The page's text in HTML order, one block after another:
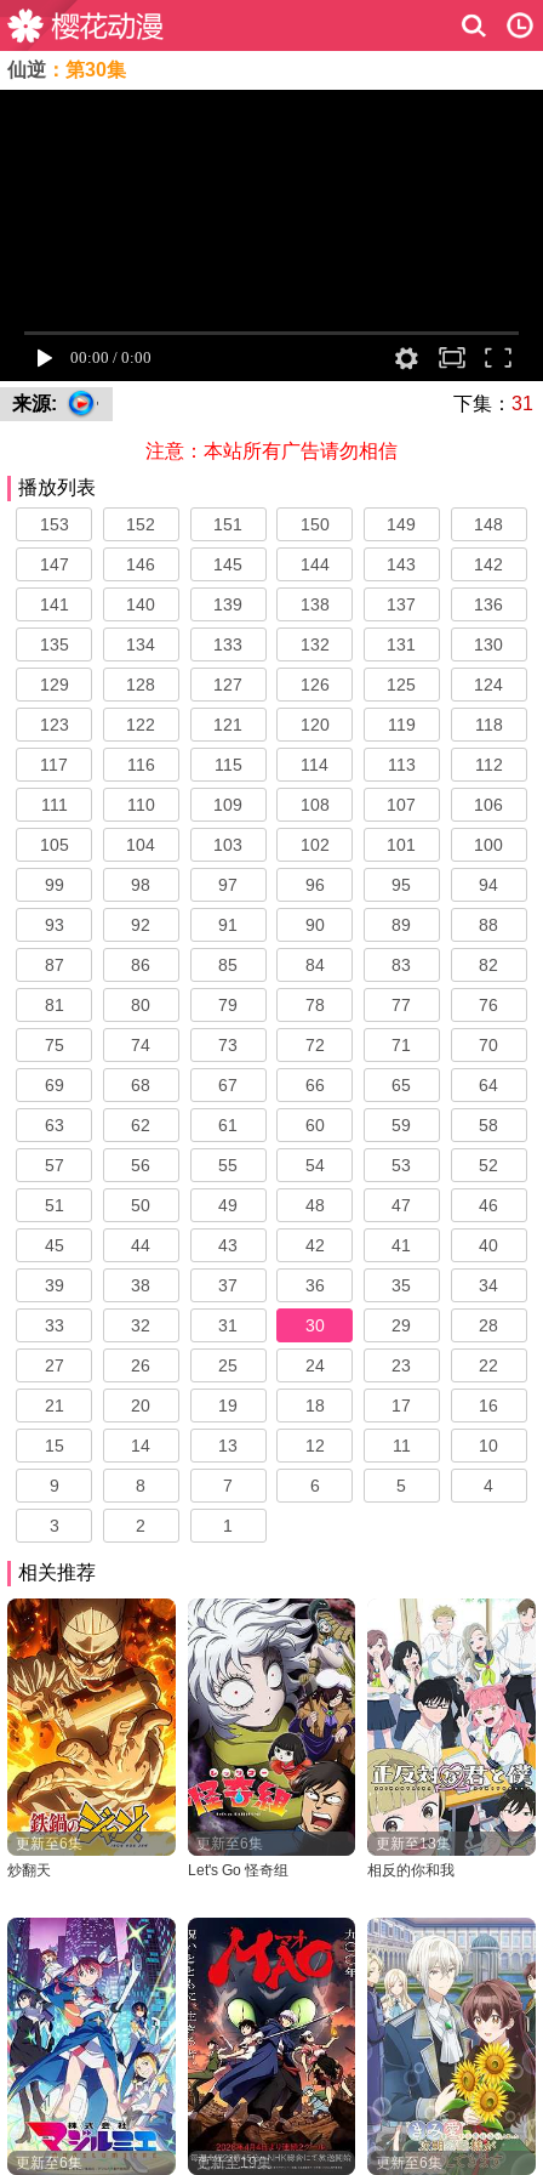
仙逆 ：第30集
来源: 下集： 31
注意：本站所有广告请勿相信
播放列表
153 152 151 150 149 148
147 146 145 144 143 142
141 140 139 138 137 136
135 134 133 132 131 130
129 128 127 126 125 124
123 122 121 120 119 118
117 116 115 114 113 112
111 110 109 108 107 106
105 104 103 102 101 100
99 98 97 96 95 94
93 92 91 90 89 88
87 86 85 84 83 82
81 80 79 78 77 76
75 74 73 72 71 70
69 68 67 66 65 64
63 62 61 60 59 58
57 56 55 54 53 52
51 50 49 48 47 46
45 44 43 42 41 40
39 38 37 36 35 34
33 32 31 30 29 28
27 26 25 24 23 22
21 20 19 18 17 16
15 14 13 12 11 10
9 8 7 6 5 4
3 2 1
相关推荐
更新至6集
炒翻天
更新至6集
Let's Go 怪奇组
更新至18集
相反的你和我
更新至6集 更新至19集 更新至6集